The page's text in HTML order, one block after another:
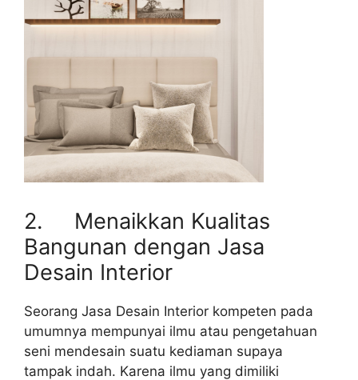
2. Menaikkan Kualitas
Bangunan dengan Jasa
Desain Interior
Seorang Jasa Desain Interior kompeten pada
umumnya mempunyai ilmu atau pengetahuan
seni mendesain suatu kediaman supaya
tampak indah. Karena ilmu yang dimiliki